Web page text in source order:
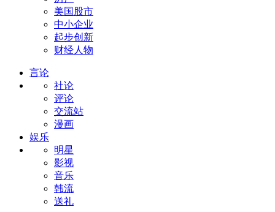
美国股市
中小企业
起步创新
财经人物
言论
社论
评论
交流站
漫画
娱乐
明星
影视
音乐
韩流
送礼